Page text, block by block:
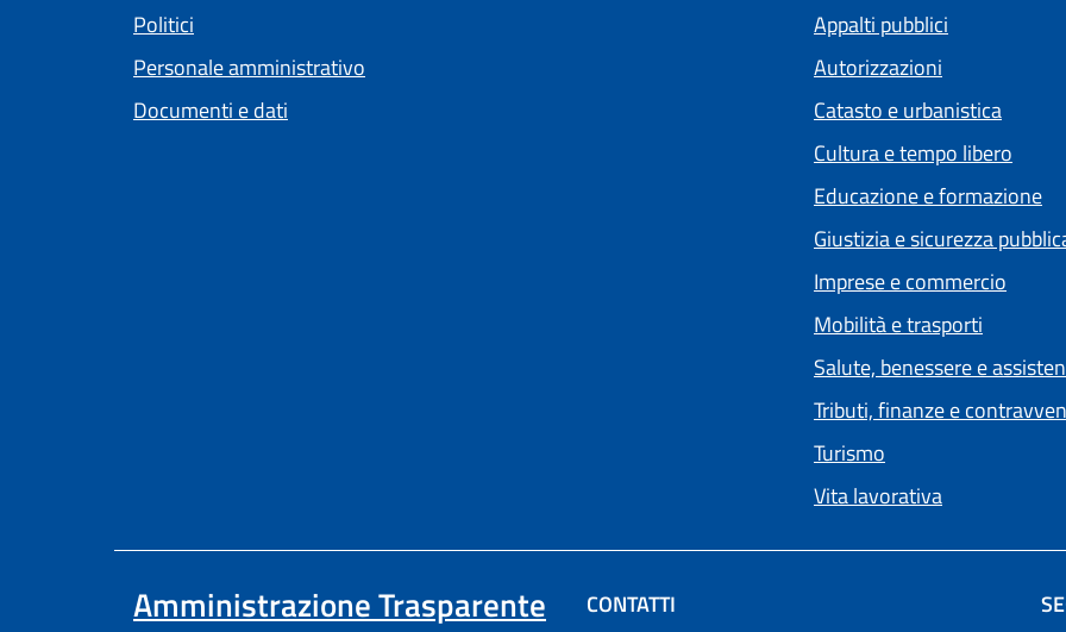
Politici
Personale amministrativo
Documenti e dati
Appalti pubblici
Autorizzazioni
Catasto e urbanistica
Cultura e tempo libero
Educazione e formazione
Giustizia e sicurezza
Imprese e commercio
Mobilità e trasporti
Salute, benessere e
Tributi, finanze e
Turismo
Vita lavorativa
Amministrazione Trasparente
CONTATTI